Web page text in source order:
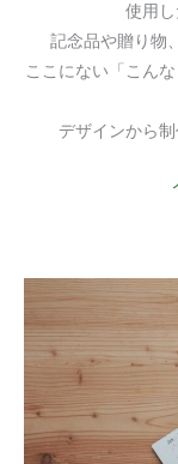
使用し
記念品や贈り物
ここにない「こん
デザインから